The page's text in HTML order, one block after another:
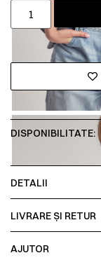
DISPONIBILITATE:
DETALII
LIVRARE ȘI RETUR
AJUTOR